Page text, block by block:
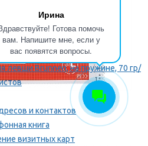
Ирина
Готова помочь
вам. Напишите мне, если у
вас появятся вопросы.
левши Brunnen, на пружине, 70 гр/
и контактов
книга
визитных карт